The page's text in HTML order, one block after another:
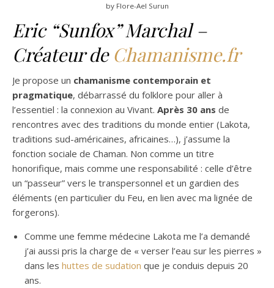
by Flore-Ael Surun
Eric “Sunfox” Marchal –
Créateur de Chamanisme.fr
Je propose un chamanisme contemporain et
pragmatique, débarrassé du folklore pour aller à
l’essentiel : la connexion au Vivant. Après 30 ans de
rencontres avec des traditions du monde entier (Lakota,
traditions sud-américaines, africaines…), j’assume la
fonction sociale de Chaman. Non comme un titre
honorifique, mais comme une responsabilité : celle d’être
un “passeur” vers le transpersonnel et un gardien des
éléments (en particulier du Feu, en lien avec ma lignée de
forgerons).
Comme une femme médecine Lakota me l’a demandé
j’ai aussi pris la charge de « verser l’eau sur les pierres »
dans les huttes de sudation que je conduis depuis 20
ans.